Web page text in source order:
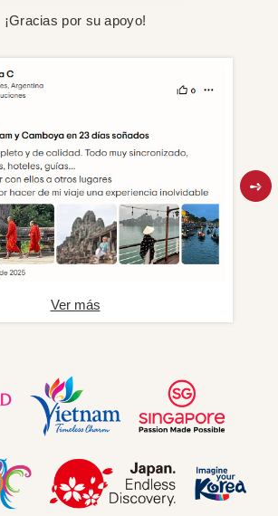
¡Gracias por su apoyo!
Ver más